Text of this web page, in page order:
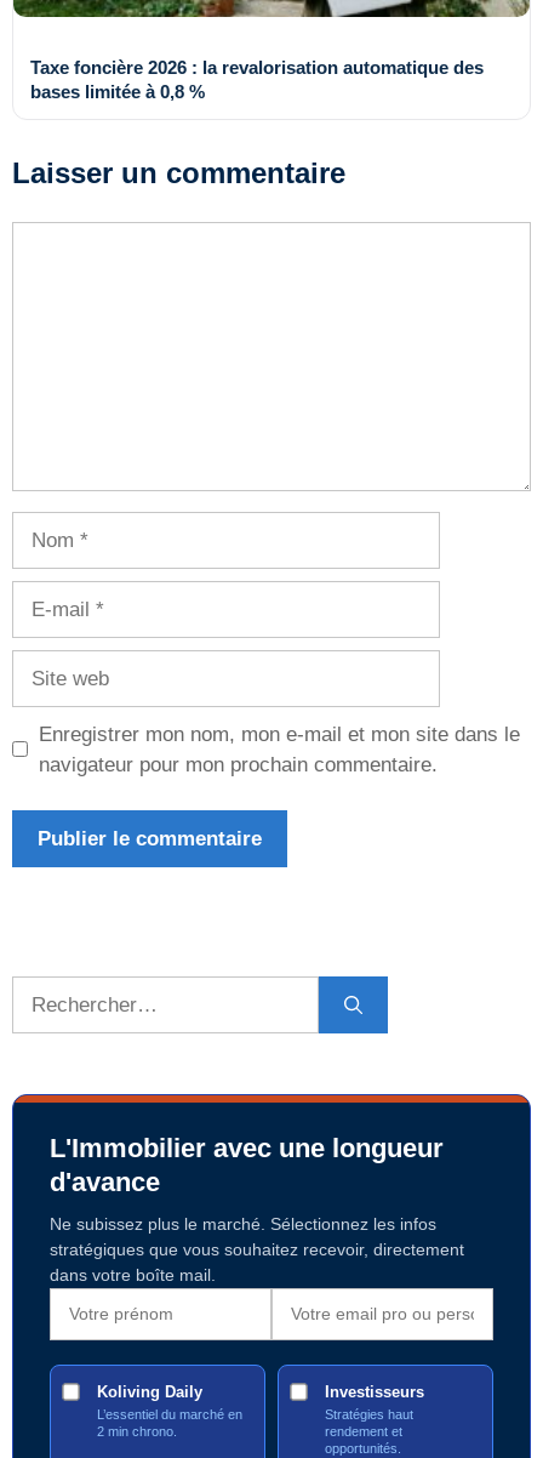
Taxe foncière 2026 : la revalorisation automatique des
bases limitée à 0,8 %
Laisser un commentaire
Enregistrer mon nom, mon e-mail et mon site dans le
navigateur pour mon prochain commentaire.
L'Immobilier avec une longueur
d'avance
Ne subissez plus le marché. Sélectionnez les infos
stratégiques que vous souhaitez recevoir, directement
dans votre boîte mail.
Koliving Daily
L’essentiel du marché en
2 min chrono.
Investisseurs
Stratégies haut
rendement et
opportunités.